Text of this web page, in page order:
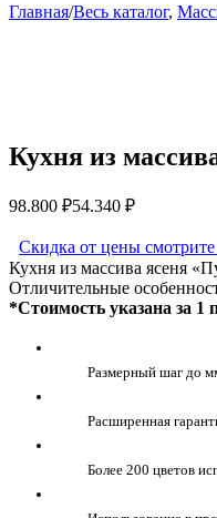
Главная/Весь каталог,
Кухня из
98.800 ₽54.340 ₽
Скидка от цены
Кухня из массива ясеня
Отличительные
*Стоимость указана за 1
Размерный шаг до
Расширенная
Более 200 цветов